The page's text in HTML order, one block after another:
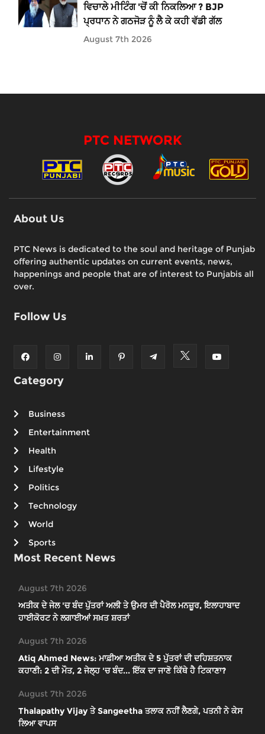
ਵਿਚਾਲੇ ਮੀਟਿੰਗ 'ਚੋਂ ਕੀ ਨਿਕਲਿਆ ? BJP
ਪ੍ਰਧਾਨ ਨੇ ਗਠਜੋੜ ਨੂੰ ਲੈ ਕੇ ਕਹੀ ਵੱਡੀ ਗੱਲ
August 7th 2026
PTC NETWORK
About Us
PTC News is dedicated to the soul and heritage of Punjab
offering authentic updates on current events, news,
happenings and people that are of interest to Punjabis all
over.
Follow Us
Category
Business
Entertainment
Health
Lifestyle
Politics
Technology
World
Sports
Most Recent News
August 7th 2026
ਅਤੀਕ ਦੇ ਜੇਲ 'ਚ ਬੰਦ ਪੁੱਤਰਾਂ ਅਲੀ ਤੇ ਉਮਰ ਦੀ ਪੈਰੋਲ ਮਨਜ਼ੂਰ, ਇਲਾਹਾਬਾਦ
ਹਾਈਕੋਰਟ ਨੇ ਲਗਾਈਆਂ ਸਖ਼ਤ ਸ਼ਰਤਾਂ
August 7th 2026
Atiq Ahmed News: ਮਾਫ਼ੀਆ ਅਤੀਕ ਦੇ 5 ਪੁੱਤਰਾਂ ਦੀ ਦਹਿਸ਼ਤਨਾਕ
ਕਹਾਣੀ: 2 ਦੀ ਮੌਤ, 2 ਜੇਲ੍ਹ 'ਚ ਬੰਦ... ਇੱਕ ਦਾ ਜਾਣੋ ਕਿੱਥੇ ਹੈ ਟਿਕਾਣਾ?
August 7th 2026
Thalapathy Vijay ਤੇ Sangeetha ਤਲਾਕ ਨਹੀਂ ਲੈਣਗੇ, ਪਤਨੀ ਨੇ ਕੇਸ
ਲਿਆ ਵਾਪਸ